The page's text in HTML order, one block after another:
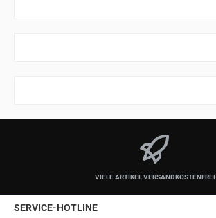
VIELE ARTIKEL VERSANDKOSTENFREI
SERVICE-HOTLINE